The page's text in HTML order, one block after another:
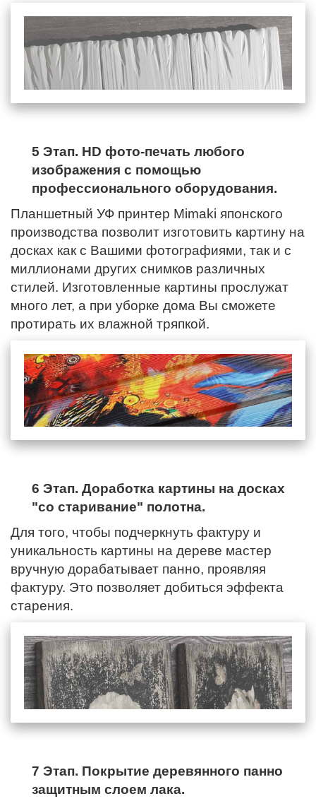
5 Этап. HD фото-печать любого
изображения с помощью
профессионального оборудования.
Планшетный УФ принтер Mimaki японского
производства позволит изготовить картину на
досках как с Вашими фотографиями, так и с
миллионами других снимков различных
стилей. Изготовленные картины прослужат
много лет, а при уборке дома Вы сможете
протирать их влажной тряпкой.
6 Этап. Доработка картины на досках
"со старивание" полотна.
Для того, чтобы подчеркнуть фактуру и
уникальность картины на дереве мастер
вручную дорабатывает панно, проявляя
фактуру. Это позволяет добиться эффекта
старения.
7 Этап. Покрытие деревянного панно
защитным слоем лака.